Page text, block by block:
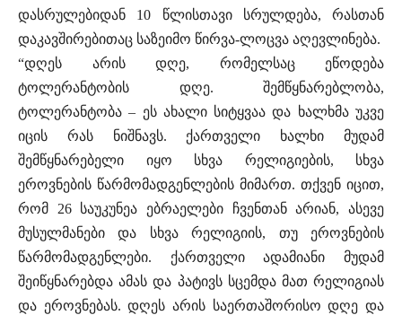
დასრულებიდან 10 წლისთავი სრულდება, რასთან
დაკავშირებითაც საზეიმო წირვა-ლოცვა აღევლინება.
“დღეს არის დღე, რომელსაც ეწოდება
ტოლერანტობის დღე. შემწყნარებლობა,
ტოლერანტობა – ეს ახალი სიტყვაა და ხალხმა უკვე
იცის რას ნიშნავს. ქართველი ხალხი მუდამ
შემწყნარებელი იყო სხვა რელიგიების, სხვა
ეროვნების წარმომადგენლების მიმართ. თქვენ იცით,
რომ 26 საუკუნეა ებრაელები ჩვენთან არიან, ასევე
მუსულმანები და სხვა რელიგიის, თუ ეროვნების
წარმომადგენლები. ქართველი ადამიანი მუდამ
შეიწყნარებდა ამას და პატივს სცემდა მათ რელიგიას
და ეროვნებას. დღეს არის საერთაშორისო დღე და